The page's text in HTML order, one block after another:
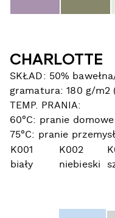
CHARLOTTE
SKŁAD: 50%
gramatura: 180 g/m2
TEMP. PRANIA:
60°C: pranie domowe
75°C: pranie
K001
biały
K002
niebieski